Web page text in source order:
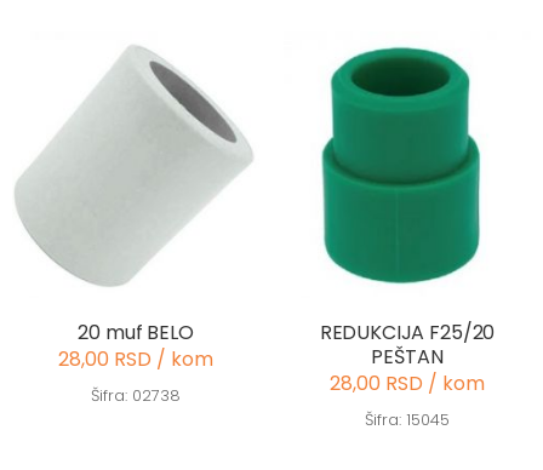
20 muf BELO
28,00 RSD / kom
Šifra: 02738
REDUKCIJA F25/20
PEŠTAN
28,00 RSD / kom
Šifra: 15045